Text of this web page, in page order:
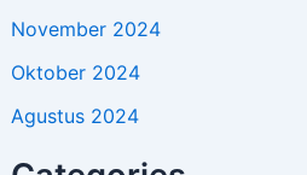
November 2024
Oktober 2024
Agustus 2024